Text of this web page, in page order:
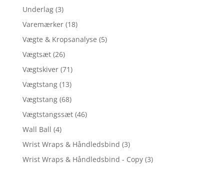
Underlag (3)
Varemærker (18)
Vægte & Kropsanalyse (5)
Vægtsæt (26)
Vægtskiver (71)
Vægtstang (13)
Vægtstang (68)
Vægtstangssæt (46)
Wall Ball (4)
Wrist Wraps & Håndledsbind (3)
Wrist Wraps & Håndledsbind - Copy (3)